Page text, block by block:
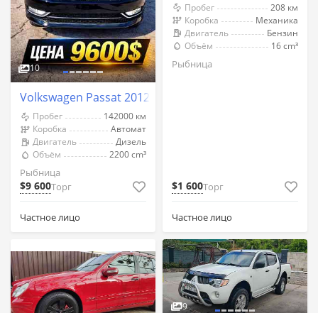
10
Volkswagen Passat 2012 год Рыбница
Пробег
142000 км
Коробка
Автомат
Двигатель
Дизель
Объём
2200 cm³
Рыбница
$9 600Торг
Частное лицо
Пробег
208 км
Коробка
Механика
Двигатель
Бензин
Объём
16 cm³
Рыбница
$1 600Торг
Частное лицо
9